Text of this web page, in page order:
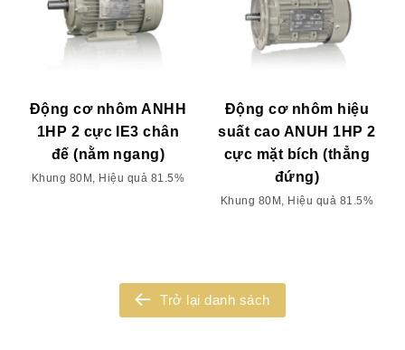
Động cơ nhôm ANHH
1HP 2 cực IE3 chân
đế (nằm ngang)
Khung 80M, Hiệu quả 81.5%
Động cơ nhôm hiệu
suất cao ANUH 1HP 2
cực mặt bích (thẳng
đứng)
Khung 80M, Hiệu quả 81.5%
Trở lại danh sách